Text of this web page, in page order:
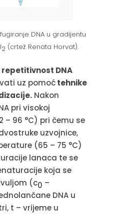
DNA u gradijentu
2 (crtež Renata Horvat).
DNA
uz pomoćtehnike
Nakon
pri visokoj
– 96 °C) pri čemu se
uzvojnice,
(65 – 75 °C)
lanaca te se
koja se
(c0 –
DNA u
t – vrijeme u